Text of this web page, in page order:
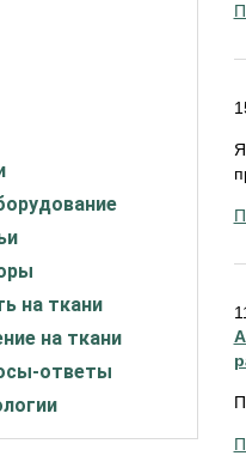
на ткани
на ткани
ответы